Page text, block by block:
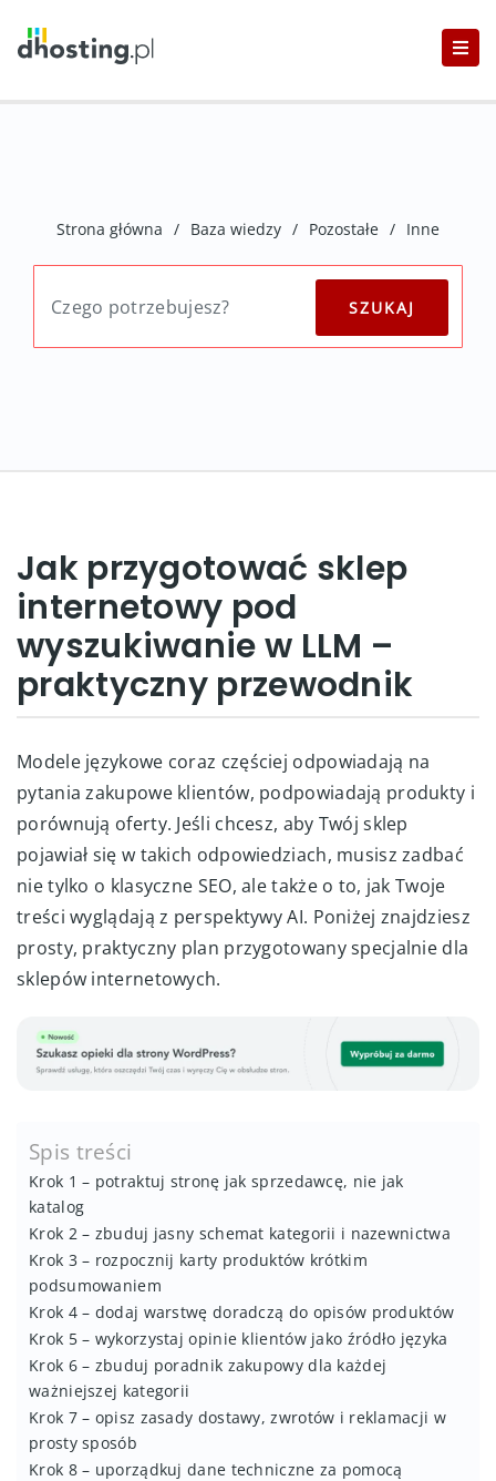
Strona główna / Baza wiedzy / Pozostałe / Inne
Jak przygotować sklep
internetowy pod
wyszukiwanie w LLM –
praktyczny przewodnik
Modele językowe coraz częściej odpowiadają na
pytania zakupowe klientów, podpowiadają produkty i
porównują oferty. Jeśli chcesz, aby Twój sklep
pojawiał się w takich odpowiedziach, musisz zadbać
nie tylko o klasyczne SEO, ale także o to, jak Twoje
treści wyglądają z perspektywy AI. Poniżej znajdziesz
prosty, praktyczny plan przygotowany specjalnie dla
sklepów internetowych.
Spis treści
Krok 1 – potraktuj stronę jak sprzedawcę, nie jak
katalog
Krok 2 – zbuduj jasny schemat kategorii i nazewnictwa
Krok 3 – rozpocznij karty produktów krótkim
podsumowaniem
Krok 4 – dodaj warstwę doradczą do opisów produktów
Krok 5 – wykorzystaj opinie klientów jako źródło języka
Krok 6 – zbuduj poradnik zakupowy dla każdej
ważniejszej kategorii
Krok 7 – opisz zasady dostawy, zwrotów i reklamacji w
prosty sposób
Krok 8 – uporządkuj dane techniczne za pomocą